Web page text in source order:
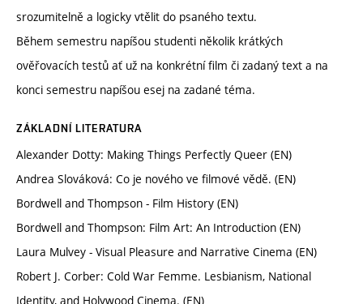
srozumitelně a logicky vtělit do psaného textu.
Během semestru napíšou studenti několik krátkých
ověřovacích testů ať už na konkrétní film či zadaný text a na
konci semestru napíšou esej na zadané téma.
ZÁKLADNÍ LITERATURA
Alexander Dotty: Making Things Perfectly Queer (EN)
Andrea Slováková: Co je nového ve filmové vědě. (EN)
Bordwell and Thompson - Film History (EN)
Bordwell and Thompson: Film Art: An Introduction (EN)
Laura Mulvey - Visual Pleasure and Narrative Cinema (EN)
Robert J. Corber: Cold War Femme. Lesbianism, National
Identity, and Holywood Cinema. (EN)